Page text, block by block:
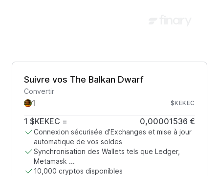
Suivre vos The Balkan Dwarf
Convertir
$KEKEC
1 $KEKEC = 0,00001536 €
Connexion sécurisée d’Exchanges et mise à jour
automatique de vos soldes
Synchronisation des Wallets tels que Ledger,
Metamask ...
10,000 cryptos disponibles